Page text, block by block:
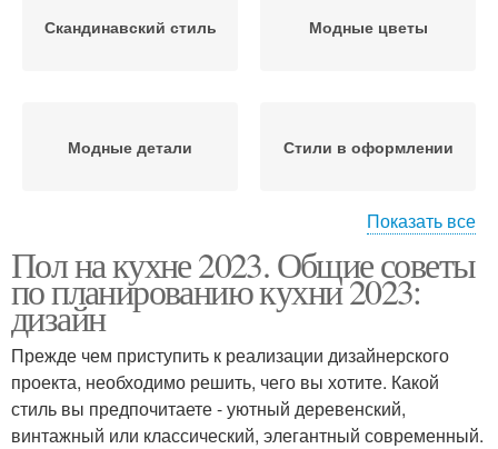
Скандинавский стиль Модные цветы
Модные детали Стили в оформлении
Классический стиль
Показать все
Пол на кухне 2023. Общие советы
по планированию кухни 2023:
дизайн
Прежде чем приступить к реализации дизайнерского
проекта, необходимо решить, чего вы хотите. Какой
стиль вы предпочитаете - уютный деревенский,
винтажный или классический, элегантный современный.